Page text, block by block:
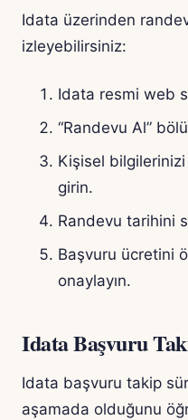
Idata üzerinden
izleyebilirsiniz:
Idata resmi web
“Randevu Al”
Kişisel
girin.
Randevu tarihini
Başvuru ücretini
onaylayın.
Idata Başvuru
Idata başvuru takip
aşamada olduğunu